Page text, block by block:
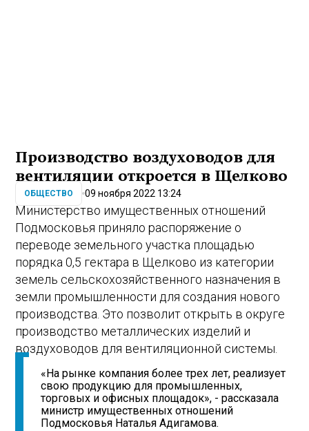
Производство воздуховодов для
вентиляции откроется в Щелково
ОБЩЕСТВО 09 ноября 2022 13:24
Министерство имущественных отношений
Подмосковья приняло распоряжение о
переводе земельного участка площадью
порядка 0,5 гектара в Щелково из категории
земель сельскохозяйственного назначения в
земли промышленности для создания нового
производства. Это позволит открыть в округе
производство металлических изделий и
воздуховодов для вентиляционной системы.
«На рынке компания более трех лет, реализует
свою продукцию для промышленных,
торговых и офисных площадок», - рассказала
министр имущественных отношений
Подмосковья Наталья Адигамова.